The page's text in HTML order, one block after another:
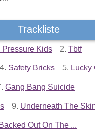
Trackliste
Pressure Kids 2. Tbtf
4. Safety Bricks 5. Lucky
Gang Bang Suicide
9. Underneath The Skin
Backed Out On The ...